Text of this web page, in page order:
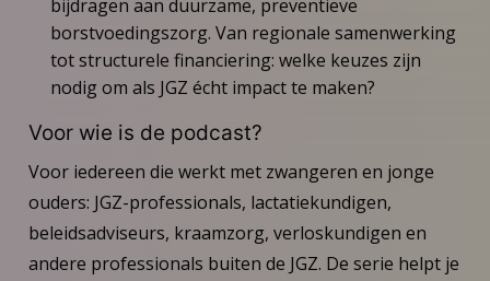
bijdragen aan duurzame, preventieve
borstvoedingszorg. Van regionale samenwerking
tot structurele financiering: welke keuzes zijn
nodig om als JGZ écht impact te maken?
Voor wie is de podcast?
Voor iedereen die werkt met zwangeren en jonge
ouders: JGZ-professionals, lactatiekundigen,
beleidsadviseurs, kraamzorg, verloskundigen en
andere professionals buiten de JGZ. De serie helpt je